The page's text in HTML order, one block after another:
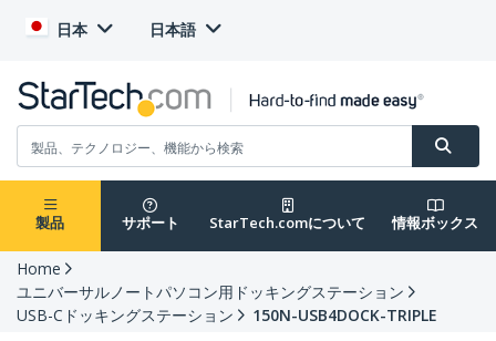
日本 日本語
製品 サポート StarTech.comについて 情報ボックス
Home
ユニバーサルノートパソコン用ドッキングステーション
USB-Cドッキングステーション
150N-USB4DOCK-TRIPLE